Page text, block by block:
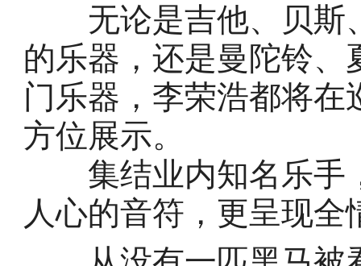
无论是吉他、贝斯
的乐器，还是曼陀铃
门乐器，李荣浩都将在
方位展示。
集结业内知名乐手
人心的音符，更呈现全